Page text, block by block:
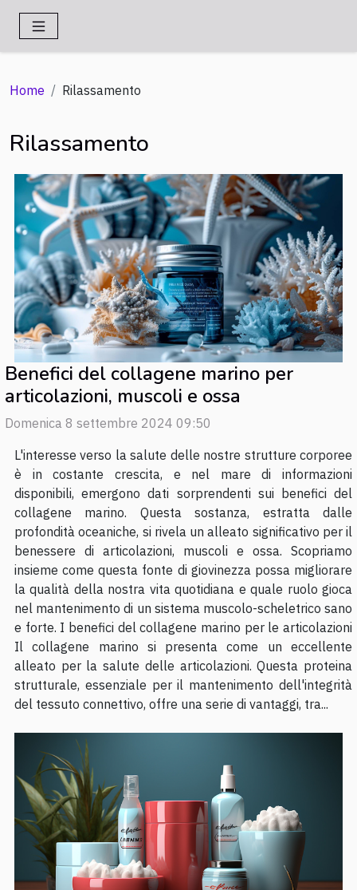
Home Rilassamento
Rilassamento
Benefici del collagene marino per
articolazioni, muscoli e ossa
Domenica 8 settembre 2024 09:50
L'interesse verso la salute delle nostre strutture corporee
è in costante crescita, e nel mare di informazioni
disponibili, emergono dati sorprendenti sui benefici del
collagene marino. Questa sostanza, estratta dalle
profondità oceaniche, si rivela un alleato significativo per il
benessere di articolazioni, muscoli e ossa. Scopriamo
insieme come questa fonte di giovinezza possa migliorare
la qualità della nostra vita quotidiana e quale ruolo gioca
nel mantenimento di un sistema muscolo-scheletrico sano
e forte. I benefici del collagene marino per le articolazioni
Il collagene marino si presenta come un eccellente
alleato per la salute delle articolazioni. Questa proteina
strutturale, essenziale per il mantenimento dell'integrità
del tessuto connettivo, offre una serie di vantaggi, tra...